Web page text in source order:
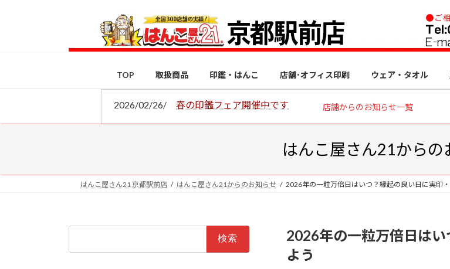
ス
ン
TOP 取扱商品 印鑑・はんこ 店舗･オフィス印刷 ウェア・タオル
2026/02/26/ 春の印鑑フェア開催中です 店舗からのお知らせ一覧
はんこ屋さん21からの
はんこ屋さん21 京都駅前店 はんこ屋さん21からのお知らせ 2026年の一粒万倍日はいつ？縁起の良い日に実印
2026年の一粒万倍日は
よう